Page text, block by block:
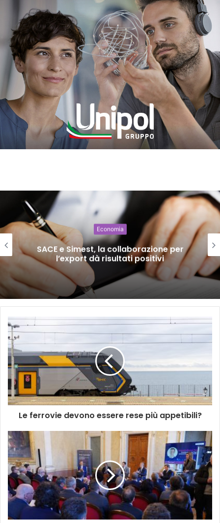
Economia
SACE e Simest, la collaborazione per
l’export dà risultati positivi
Le ferrovie devono essere rese più appetibili?